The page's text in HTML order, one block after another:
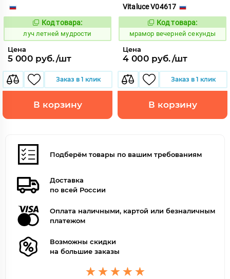
Код:
896555
Код товара:
луч летней мудрости
Цена
5 000 руб./шт
Заказ в 1 клик
В корзину
Vitaluce V04617
Код:
1064087
Код товара:
мрамор вечерней секунды
Цена
4 000 руб./шт
Заказ в 1 клик
В корзину
Подберём товары по вашим требованиям
Доставка
по всей России
Оплата наличными, картой или безналичным
платежом
Возможны скидки
на большие заказы